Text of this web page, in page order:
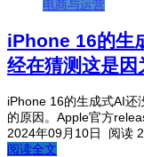
电商与运营
iPhone 16的生
经在猜测这是
iPhone 16的生成式AI还
的原因。Apple官方
2024年09月10日
阅读
阅读全文